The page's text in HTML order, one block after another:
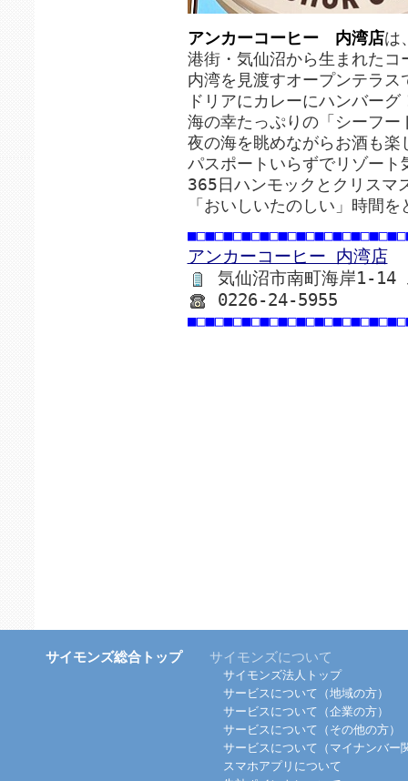
アンカーコーヒー 内湾店は
港街・気仙沼から生まれたコ
内湾を見渡すオープンテラス
ドリアにカレーにハンバーグ
海の幸たっぷりの「シーフー
夜の海を眺めながらお酒も楽
パスポートいらずでリゾート
365日ハンモックとクリスマ
「おいしいたのしい」時間を
アンカーコーヒー 内湾店
気仙沼市南町海岸1-14
0226-24-5955
サイモンズ総合トップ サイモンズについて
サイモンズ法人トップ
サービスについて（地域の方）
サービスについて（企業の方）
サービスについて（その他の方）
サービスについて（マイナンバー
スマホアプリについて